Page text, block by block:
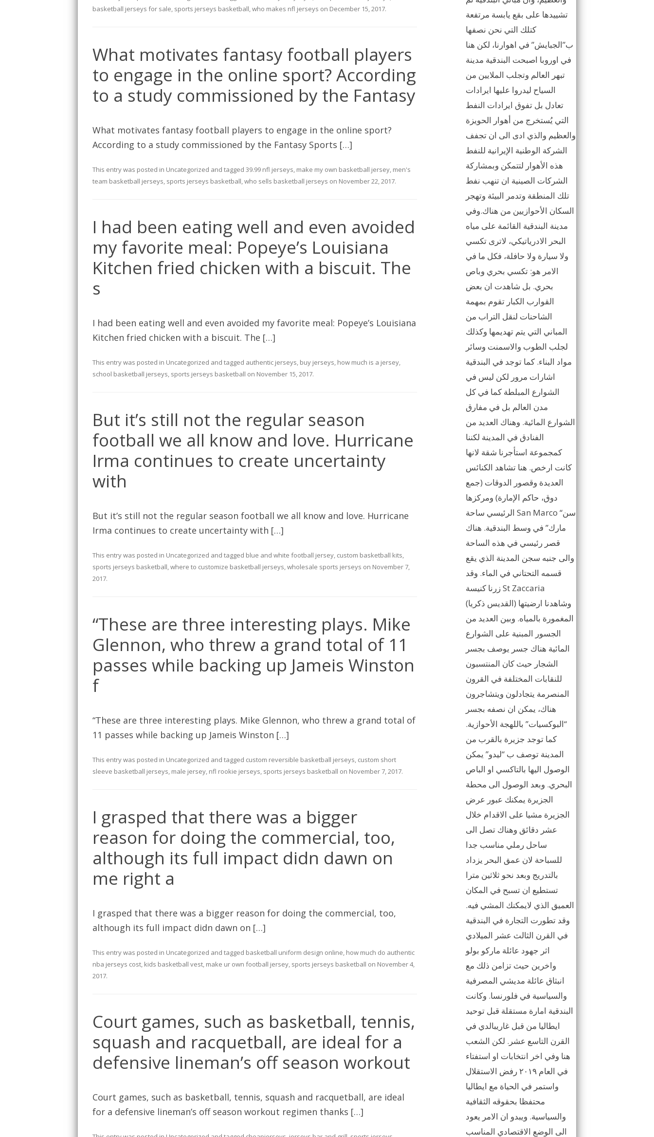
basketball jerseys for sale, sports jerseys basketball,who makes nfl jerseys on December 15, 2017.
What motivates fantasy football players
to engage in the online sport? According
to a study commissioned by the Fantasy
What motivates fantasy football players to engage in the online sport?
According to a study commissioned by the Fantasy Sports […]
This entry was posted in Uncategorized and tagged 39.99 nfl jerseys, make my own basketball jersey, men's
team basketball jerseys, sports jerseys basketball,who sells basketball jerseys on November 22, 2017.
I had been eating well and even avoided
my favorite meal: Popeye’s Louisiana
Kitchen fried chicken with a biscuit. The
s
I had been eating well and even avoided my favorite meal: Popeye’s Louisiana
Kitchen fried chicken with a biscuit. The […]
This entry was posted in Uncategorized and tagged authentic jerseys, buy jerseys, how much is a jersey,
school basketball jerseys, sports jerseys basketball on November 15, 2017.
But it’s still not the regular season
football we all know and love. Hurricane
Irma continues to create uncertainty
with
But it’s still not the regular season football we all know and love. Hurricane
Irma continues to create uncertainty with […]
This entry was posted in Uncategorized and tagged blue and white football jersey, custom basketball kits,
sports jerseys basketball,where to customize basketball jerseys,wholesale sports jerseys on November 7,
2017.
“These are three interesting plays. Mike
Glennon, who threw a grand total of 11
passes while backing up Jameis Winston
f
“These are three interesting plays. Mike Glennon, who threw a grand total of
11 passes while backing up Jameis Winston […]
This entry was posted in Uncategorized and tagged custom reversible basketball jerseys, custom short
sleeve basketball jerseys, male jersey, nfl rookie jerseys, sports jerseys basketball on November 7, 2017.
I grasped that there was a bigger
reason for doing the commercial, too,
although its full impact didn dawn on
me right a
I grasped that there was a bigger reason for doing the commercial, too,
although its full impact didn dawn on […]
This entry was posted in Uncategorized and tagged basketball uniform design online, how much do authentic
nba jerseys cost, kids basketball vest, make ur own football jersey, sports jerseys basketball on November 4,
2017.
Court games, such as basketball, tennis,
squash and racquetball, are ideal for a
defensive lineman’s off season workout
Court games, such as basketball, tennis, squash and racquetball, are ideal
for a defensive lineman’s off season workout regimen thanks […]
تشييدها على بقع يابسة مرتفعة
كتلك التي نحن نصفها
ب”الجبايش” في اهوارنا، لكن هنا
في اوروبا اصبحت البندقية مدينة
تبهر العالم وتجلب الملايين من
السياح ليدروا عليها ايرادات
تعادل بل تفوق ايرادات النفط
التي يُستخرج من أهوار الحويزة
والعظيم والذي ادى الى ان تجفف
الشركة الوطنية الإيرانية للنفط
هذه الأهوار لتتمكن وبمشاركة
الشركات الصينية ان تنهب نفط
تلك المنطقة وتدمر البيئة وتهجر
السكان الأحوازيين من هناك.وفي
مدينة البندقية القائمة على مياه
البحر الادرياتيكي، لاترى تكسي
ولا سيارة ولا حافلة، فكل ما في
الامر هو: تكسي بحري وباص
بحري. بل شاهدت ان بعض
القوارب الكبار تقوم بمهمة
الشاحنات لنقل التراب من
المباني التي يتم تهديمها وكذلك
لجلب الطوب والاسمنت وسائر
مواد البناء. كما توجد في البندقية
اشارات مرور لكن ليس في
الشوارع المبلطة كما في كل
مدن العالم بل في مفارق
الشوارع المائية. وهناك العديد من
الفنادق في المدينة لكننا
كمجموعة استأجرنا شقة لانها
كانت ارخص. هنا تشاهد الكنائس
العديدة وقصور الدوقات (جمع
دوق، حاكم الإمارة) ومركزها
الرئيسي ساحة San Marco “سن
مارك” في وسط البندقية. هناك
قصر رئيسي في هذه الساحة
والى جنبه سجن المدينة الذي يقع
قسمه التحتاني في الماء. وقد
زرنا كنيسة St Zaccaria
(القديس ذكريا) وشاهدنا ارضيتها
المغمورة بالمياه. وبين العديد من
الجسور المبنية على الشوارع
المائية هناك جسر يوصف بجسر
الشجار حيث كان المنتسبون
للنقابات المختلفة في القرون
المنصرمة يتجادلون ويتشاجرون
هناك، يمكن ان نصفه بجسر
“البوكسيات” باللهجة الأحوازية.
كما توجد جزيرة بالقرب من
المدينة توصف ب “ليدو” يمكن
الوصول اليها بالتاكسي او الباص
البحري. وبعد الوصول الى محطة
الجزيرة يمكنك عبور عرض
الجزيرة مشيا على الاقدام خلال
عشر دقائق وهناك تصل الى
ساحل رملي مناسب جدا
للسباحة لان عمق البحر يزداد
بالتدريج وبعد نحو ثلاثين مترا
تستطيع ان تسبح في المكان
العميق الذي لايمكنك المشي فيه.
وقد تطورت التجارة في البندقية
في القرن الثالث عشر الميلادي
اثر جهود عائلة ماركو بولو
واخرين حيث تزامن ذلك مع
انبثاق عائلة مديشي المصرفية
والسياسية في فلورنسا. وكانت
البندقية امارة مستقلة قبل توحيد
ايطاليا من قبل غاريبالدي في
القرن التاسع عشر. لكن الشعب
هنا وفي اخر انتخابات او استفتاء
في العام ٢٠١٩ رفض الاستقلال
واستمر في الحياة مع ايطاليا
محتفظا بحقوقه الثقافية
والسياسية. ويبدو ان الامر يعود
الى الوضع الاقتصادي المناسب